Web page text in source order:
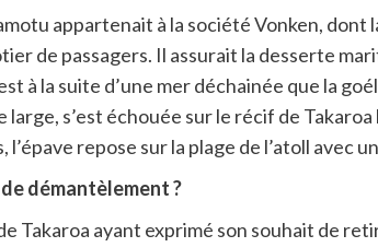
appartenait à la société Vonken,
de passagers. Il assurait la desserte
à la suite d’une mer déchainée que la
large, s’est échouée sur le récif de
l’épave repose sur la plage de l’atoll avec
démantèlement ?
Takaroa ayant exprimé son souhait de